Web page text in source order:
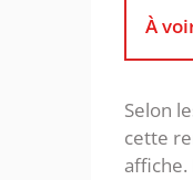
À
Selon
cette
affiche.